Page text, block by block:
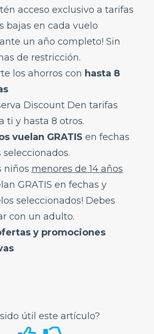
del aeropuerto
You-Can-Fly Pass
Miles
Airlines World Mastercard
Discount Den?
pagar un cargo de suscripción
Kids Fly Free?
15 ayer y estamos
un vuelo hoy, ¿califica para Kids
acceso exclusivo a tarifas
bajas en cada vuelo
un año completo! Sin
de restricción.
los ahorros con hasta 8
Discount Den tarifas
ti y hasta 8 otros.
vuelan GRATIS en fechas
seleccionados.
niños menores de 14 años
GRATIS en fechas y
seleccionados! Debes
con un adulto.
y promociones
útil este artículo?